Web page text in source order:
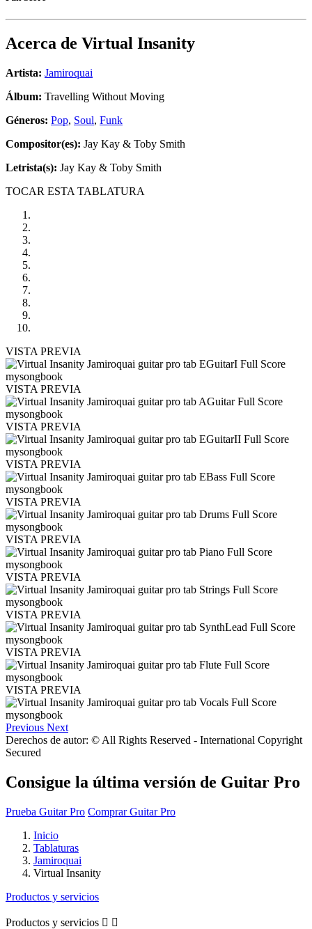
Acerca de Virtual Insanity
Artista: Jamiroquai
Álbum: Travelling Without Moving
Géneros: Pop, Soul, Funk
Compositor(es): Jay Kay & Toby Smith
Letrista(s): Jay Kay & Toby Smith
TOCAR ESTA TABLATURA
VISTA PREVIA
VISTA PREVIA
VISTA PREVIA
VISTA PREVIA
VISTA PREVIA
VISTA PREVIA
VISTA PREVIA
VISTA PREVIA
VISTA PREVIA
VISTA PREVIA
Previous Next
Derechos de autor: © All Rights Reserved - International Copyright
Secured
Consigue la última versión de Guitar Pro
Prueba Guitar Pro Comprar Guitar Pro
Inicio
Tablaturas
Jamiroquai
Virtual Insanity
Productos y servicios
Productos y servicios  